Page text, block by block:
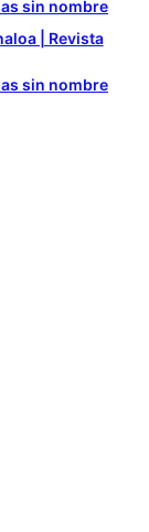
sin nombre
| Revista
sin nombre